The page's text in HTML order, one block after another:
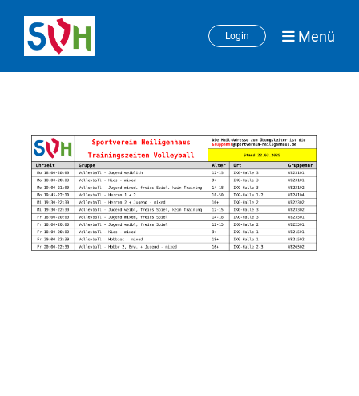
Login Menü